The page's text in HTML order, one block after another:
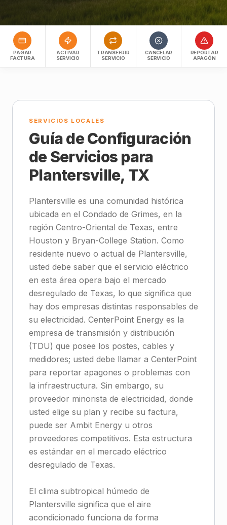
PAGAR
FACTURA
ACTIVAR
SERVICIO
TRANSFERIR
SERVICIO
CANCELAR
SERVICIO
REPORTAR
APAGÓN
SERVICIOS LOCALES
Guía de Configuración
de Servicios para
Plantersville, TX
Plantersville es una comunidad histórica
ubicada en el Condado de Grimes, en la
región Centro-Oriental de Texas, entre
Houston y Bryan-College Station. Como
residente nuevo o actual de Plantersville,
usted debe saber que el servicio eléctrico
en esta área opera bajo el mercado
desregulado de Texas, lo que significa que
hay dos empresas distintas responsables de
su electricidad. CenterPoint Energy es la
empresa de transmisión y distribución
(TDU) que posee los postes, cables y
medidores; usted debe llamar a CenterPoint
para reportar apagones o problemas con
la infraestructura. Sin embargo, su
proveedor minorista de electricidad, donde
usted elige su plan y recibe su factura,
puede ser Ambit Energy u otros
proveedores competitivos. Esta estructura
es estándar en el mercado eléctrico
desregulado de Texas.
El clima subtropical húmedo de
Plantersville significa que el aire
acondicionado funciona de forma